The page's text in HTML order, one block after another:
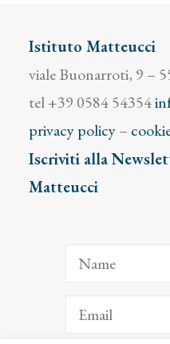
Istituto Matteucci
viale Buonarroti, 9 –
tel +39 0584 54354
privacy policy–
Iscriviti alla
Matteucci